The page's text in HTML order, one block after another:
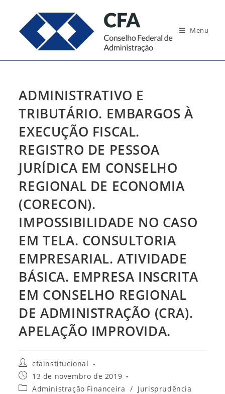
conteúdo
Menu
ADMINISTRATIVO E
TRIBUTÁRIO. EMBARGOS À
EXECUÇÃO FISCAL.
REGISTRO DE PESSOA
JURÍDICA EM CONSELHO
REGIONAL DE ECONOMIA
(CORECON).
IMPOSSIBILIDADE NO CASO
EM TELA. CONSULTORIA
EMPRESARIAL. ATIVIDADE
BÁSICA. EMPRESA INSCRITA
EM CONSELHO REGIONAL
DE ADMINISTRAÇÃO (CRA).
APELAÇÃO IMPROVIDA.
Autor
do
post:
cfainstitucional
Post
publicado:
13 de novembro de 2019
Categoria
Administração Financeira / Jurisprudência